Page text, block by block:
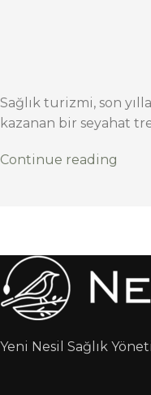
Sağlık turizmi, son
kazanan bir seyahat
Continue reading
Yeni Nesil Sağlık